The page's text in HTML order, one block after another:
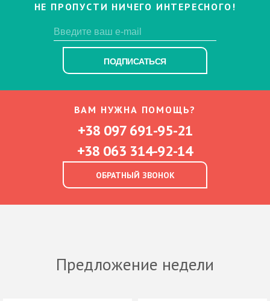
НЕ ПРОПУСТИ НИЧЕГО ИНТЕРЕСНОГО!
ПОДПИСАТЬСЯ
ВАМ НУЖНА ПОМОЩЬ?
+38 097 691-95-21
+38 063 314-92-14
ОБРАТНЫЙ ЗВОНОК
Предложение недели